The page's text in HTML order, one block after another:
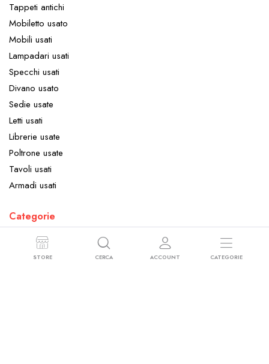
Tappeti antichi
Mobiletto usato
Mobili usati
Lampadari usati
Specchi usati
Divano usato
Sedie usate
Letti usati
Librerie usate
Poltrone usate
Tavoli usati
Armadi usati
Categorie
Arredamento
Elettrodomestici
STORE CERCA ACCOUNT CATEGORIE